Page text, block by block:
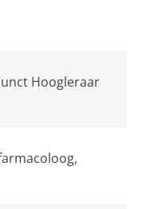
Hoogleraar